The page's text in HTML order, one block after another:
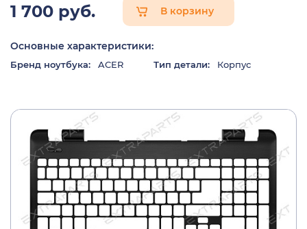
1 700 руб. В корзину
Основные характеристики:
Бренд ноутбука: ACER Тип детали: Корпус